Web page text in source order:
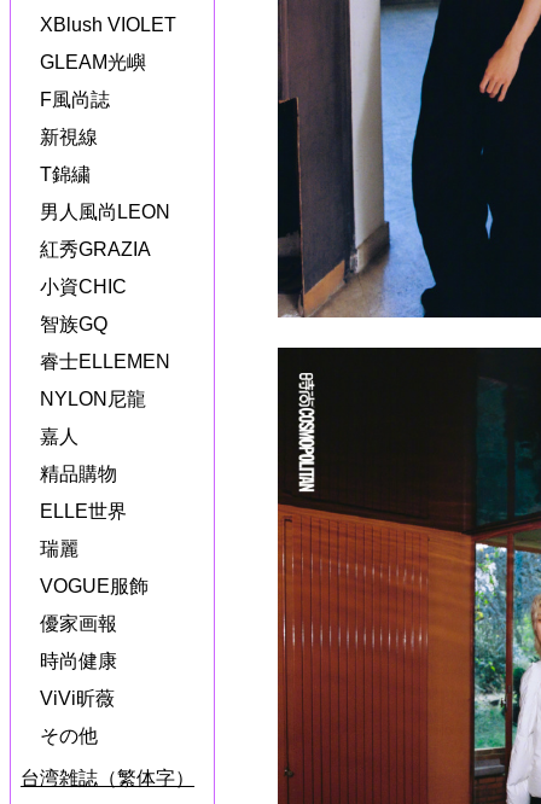
XBlush VIOLET
GLEAM光嶼
F風尚誌
新視線
T錦繍
男人風尚LEON
紅秀GRAZIA
小資CHIC
智族GQ
睿士ELLEMEN
NYLON尼龍
嘉人
精品購物
ELLE世界
瑞麗
VOGUE服飾
優家画報
時尚健康
ViVi昕薇
その他
台湾雑誌（繁体字）